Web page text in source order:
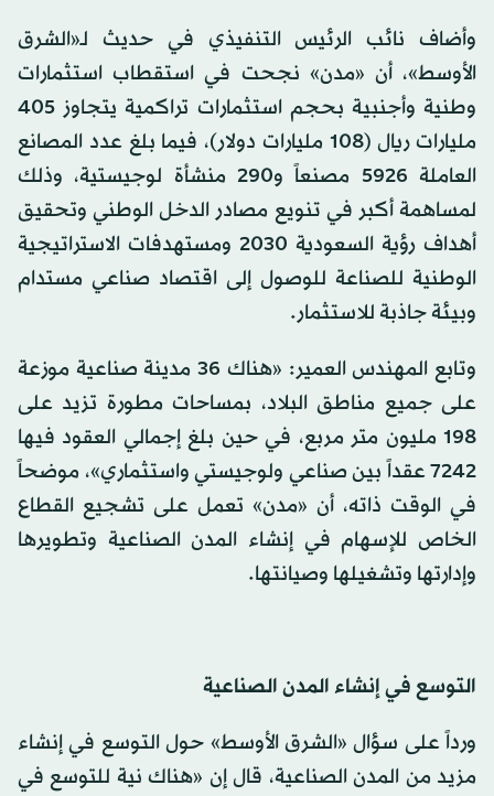
وأضاف نائب الرئيس التنفيذي في حديث لـ«الشرق
الأوسط»، أن «مدن» نجحت في استقطاب استثمارات
وطنية وأجنبية بحجم استثمارات تراكمية يتجاوز 405
مليارات ريال (108 مليارات دولار)، فيما بلغ عدد المصانع
العاملة 5926 مصنعاً و290 منشأة لوجيستية، وذلك
لمساهمة أكبر في تنويع مصادر الدخل الوطني وتحقيق
أهداف رؤية السعودية 2030 ومستهدفات الاستراتيجية
الوطنية للصناعة للوصول إلى اقتصاد صناعي مستدام
وبيئة جاذبة للاستثمار.
وتابع المهندس العمير: «هناك 36 مدينة صناعية موزعة
على جميع مناطق البلاد، بمساحات مطورة تزيد على
198 مليون متر مربع، في حين بلغ إجمالي العقود فيها
7242 عقداً بين صناعي ولوجيستي واستثماري»، موضحاً
في الوقت ذاته، أن «مدن» تعمل على تشجيع القطاع
الخاص للإسهام في إنشاء المدن الصناعية وتطويرها
وإدارتها وتشغيلها وصيانتها.
التوسع في إنشاء المدن الصناعية
ورداً على سؤال «الشرق الأوسط» حول التوسع في إنشاء
مزيد من المدن الصناعية، قال إن «هناك نية للتوسع في